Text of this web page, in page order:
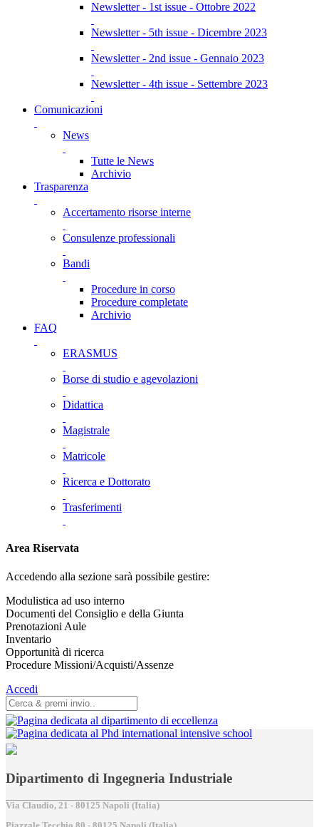
Newsletter - 1st issue - Ottobre 2022
Newsletter - 5th issue - Dicembre 2023
Newsletter - 2nd issue - Gennaio 2023
Newsletter - 4th issue - Settembre 2023
Comunicazioni
News
Tutte le News
Archivio
Trasparenza
Accertamento risorse interne
Consulenze professionali
Bandi
Procedure in corso
Procedure completate
Archivio
FAQ
ERASMUS
Borse di studio e agevolazioni
Didattica
Magistrale
Matricole
Ricerca e Dottorato
Trasferimenti
Area Riservata
Accedendo alla sezione sarà possibile gestire:
Modulistica ad uso interno
Documenti del Consiglio e della Giunta
Prenotazioni Aule
Inventario
Opportunità di ricerca
Procedure Missioni/Acquisti/Assenze
Accedi
Dipartimento di Ingegneria Industriale
Via Claudio, 21 - 80125 Napoli (Italia)